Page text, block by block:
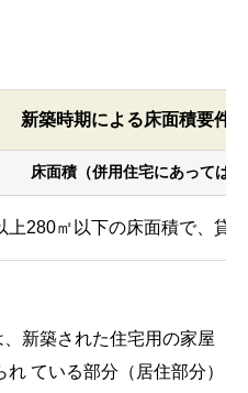
新築時期による床面積要件
床面積（併用住宅にあっては
上280㎡以下の床面積で、貸
新築された住宅用の家屋
ている部分（居住部分）